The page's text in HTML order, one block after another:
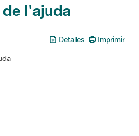
de l'ajuda
Detalles
Imprimir